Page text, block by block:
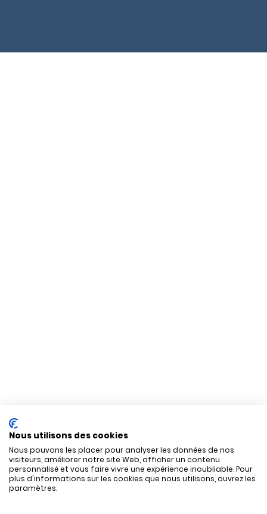
Nous utilisons des cookies
Nous pouvons les placer pour analyser les données de nos
visiteurs, améliorer notre site Web, afficher un contenu
personnalisé et vous faire vivre une expérience inoubliable. Pour
plus d'informations sur les cookies que nous utilisons, ouvrez les
paramètres.